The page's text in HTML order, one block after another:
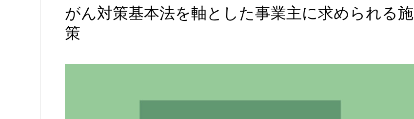
がん対策基本法を軸とした事業主に求められる施
策